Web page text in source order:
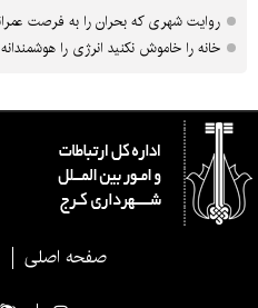
روایت شهری که بحران را به فرصت
خانه را خاموش نکنید انرژی را
صفحه اصلی